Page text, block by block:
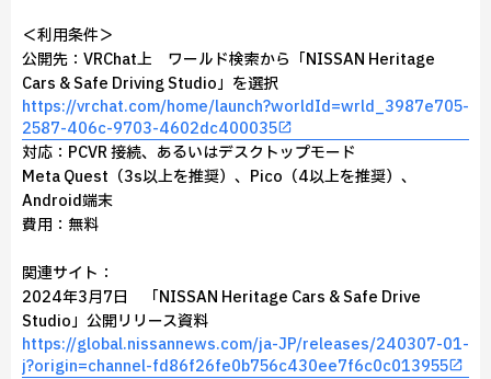
＜利用条件＞
公開先：VRChat上 ワールド検索から「NISSAN Heritage
Cars & Safe Driving Studio」を選択
https://vrchat.com/home/launch?worldId=wrld_3987e705-
2587-406c-9703-4602dc400035
対応：PCVR 接続、あるいはデスクトップモード
Meta Quest（3s以上を推奨）、Pico（4以上を推奨）、
Android端末
費用：無料
関連サイト：
2024年3月7日 「NISSAN Heritage Cars & Safe Drive
Studio」公開リリース資料
https://global.nissannews.com/ja-JP/releases/240307-01-
j?origin=channel-fd86f26fe0b756c430ee7f6c0c013955